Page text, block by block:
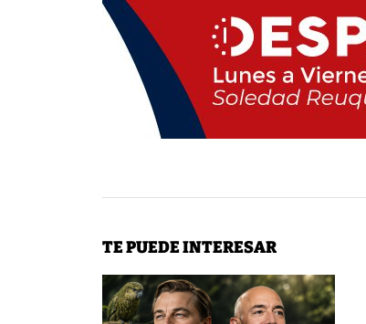
TE PUEDE INTERESAR